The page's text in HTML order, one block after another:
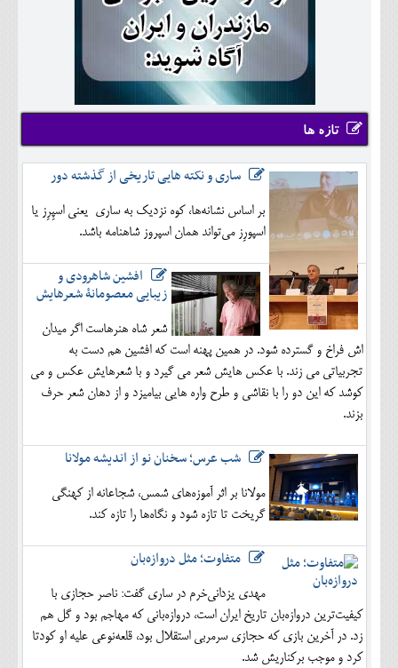
تازه ها
ساری و نکته هایی تاریخی از گذشته دور
بر اساس نشانه‌ها، کوه نزدیک به ساری یعنی اسپِرِز یا
اسپورِز می‌تواند همان اسپروز شاهنامه باشد.
افشین شاهرودی و
زیبایی معصومانۀ شعرهایش
شعر شاه هنرهاست اگر میدان
اش فراخ و گسترده شود. در همین پهنه است که افشین هم دست به
تجربیاتی می زند. با عکس هایش شعر می گیرد و با شعرهایش عکس و می
کوشد که این دو را با نقاشی و طرح واره هایی بیامیزد و از دهان شعر حرف
بزند.
شب عرس؛ سخنان نو از اندیشه مولانا
مولانا بر اثر آموزه‌های شمس، شجاعانه از کهنگی
گریخت تا تازه شود و نگاه‌ها را تازه کند.
متفاوت؛ مثل دروازه‌بان
مهدی یزدانی‌خرم در ساری گفت: ناصر حجازی با
کیفیت‌ترین دروازه‌بان تاریخ ایران است، دروازه‌بانی که مهاجم بود و گل هم
زد. در آخرین بازی که حجازی سرمربی استقلال بود، قلعه‌نوعی علیه او کودتا
کرد و موجب برکناریش شد.